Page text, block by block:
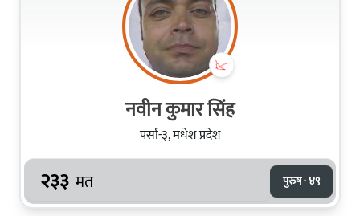
नवीन कुमार सिंह
पर्सा-३, मधेश प्रदेश
२३३ मत पुरुष · ४९